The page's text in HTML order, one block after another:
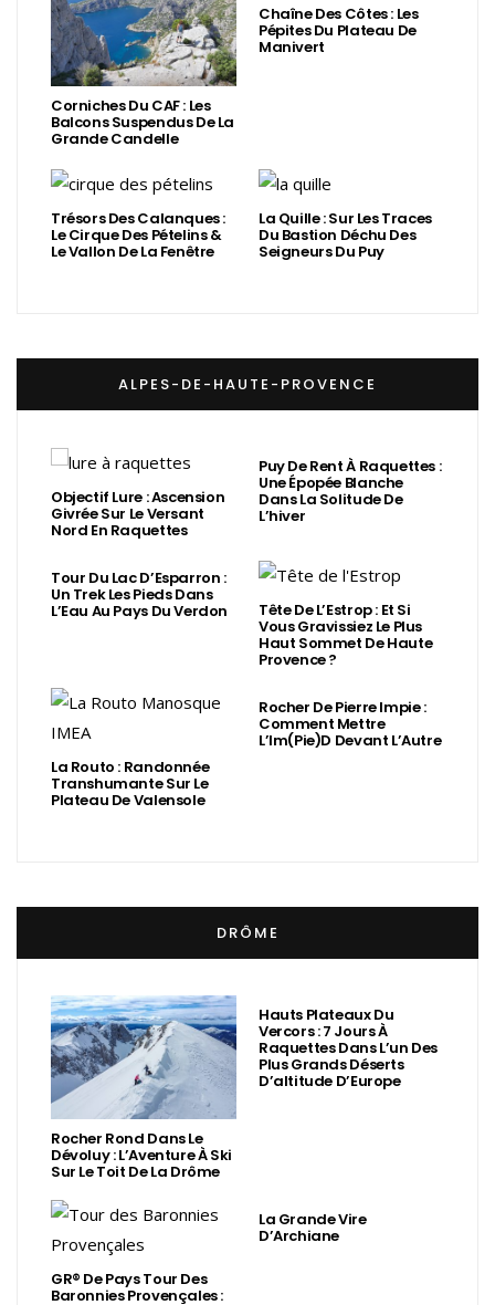
Corniches Du CAF : Les
Balcons Suspendus De La
Grande Candelle
Chaîne Des Côtes : Les
Pépites Du Plateau De
Manivert
Trésors Des Calanques :
Le Cirque Des Pételins &
Le Vallon De La Fenêtre
La Quille : Sur Les Traces
Du Bastion Déchu Des
Seigneurs Du Puy
ALPES-DE-HAUTE-PROVENCE
Objectif Lure : Ascension
Givrée Sur Le Versant
Nord En Raquettes
Puy De Rent À Raquettes :
Une Épopée Blanche
Dans La Solitude De
L’hiver
Tour Du Lac D’Esparron :
Un Trek Les Pieds Dans
L’Eau Au Pays Du Verdon Tête De L’Estrop : Et Si
Vous Gravissiez Le Plus
Haut Sommet De Haute
Provence ?
La Routo : Randonnée
Transhumante Sur Le
Plateau De Valensole
Rocher De Pierre Impie :
Comment Mettre
L’Im(Pie)d Devant L’Autre
DRÔME
Rocher Rond Dans Le
Dévoluy : L’Aventure À Ski
Sur Le Toit De La Drôme
Hauts Plateaux Du
Vercors : 7 Jours À
Raquettes Dans L’un Des
Plus Grands Déserts
D’altitude D’Europe
GR® De Pays Tour Des
Baronnies Provençales :
La Grande Vire
D’Archiane